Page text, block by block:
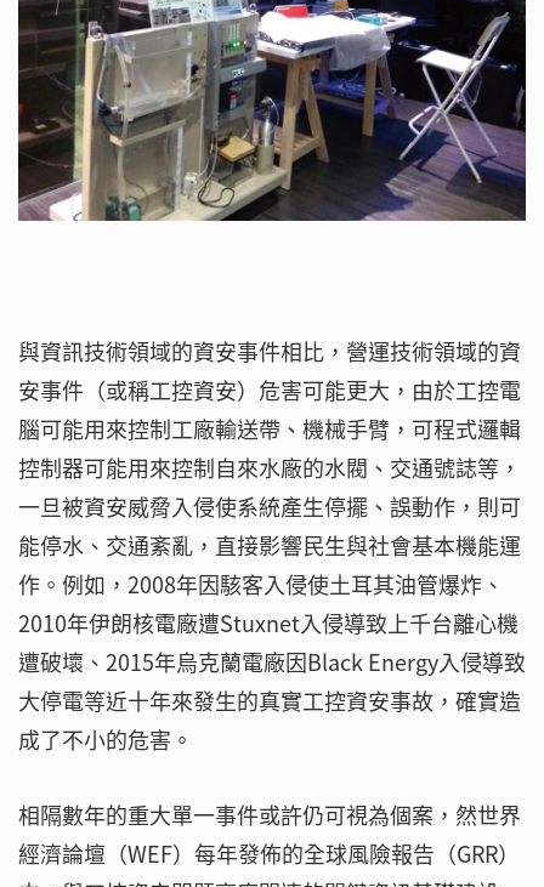
與資訊技術領域的資安事件相比，營運技術領域的資
安事件（或稱工控資安）危害可能更大，由於工控電
腦可能用來控制工廠輸送帶、機械手臂，可程式邏輯
控制器可能用來控制自來水廠的水閥、交通號誌等，
一旦被資安威脅入侵使系統產生停擺、誤動作，則可
能停水、交通紊亂，直接影響民生與社會基本機能運
作。例如，2008年因駭客入侵使土耳其油管爆炸、
2010年伊朗核電廠遭Stuxnet入侵導致上千台離心機
遭破壞、2015年烏克蘭電廠因Black Energy入侵導致
大停電等近十年來發生的真實工控資安事故，確實造
成了不小的危害。
相隔數年的重大單一事件或許仍可視為個案，然世界
經濟論壇（WEF）每年發佈的全球風險報告（GRR）